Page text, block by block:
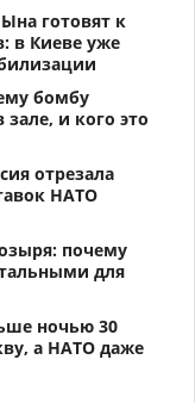
готовят к
в Киеве уже
бомбу
зале, и кого это
отрезала
НАТО
почему
для
ночью 30
а НАТО даже